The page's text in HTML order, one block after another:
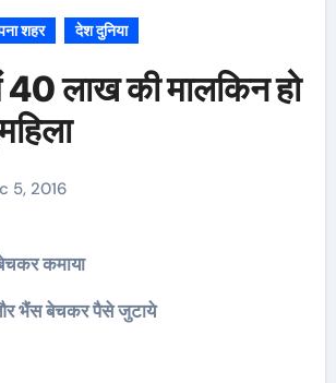
शहर देश दुनिया
लाख की मालकिन हो
5, 2016
कमाया
भैंस बेचकर पैसे जुटाये